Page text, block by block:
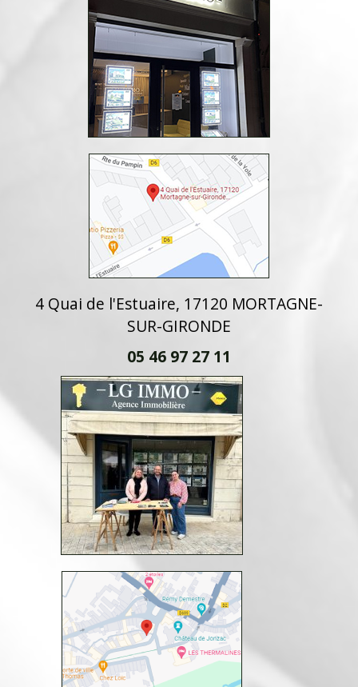
4 Quai de l'Estuaire, 17120 MORTAGNE-
SUR-GIRONDE
05 46 97 27 11